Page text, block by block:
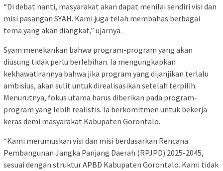
“Di debat nanti, masyarakat akan dapat menilai sendiri visi dan
misi pasangan SYAH. Kami juga telah membahas berbagai
tema yang akan diangkat,” ujarnya.
Syam menekankan bahwa program-program yang akan
diusung tidak perlu berlebihan. Ia mengungkapkan
kekhawatirannya bahwa jika program yang dijanjikan terlalu
ambisius, akan sulit untuk direalisasikan setelah terpilih.
Menurutnya, fokus utama harus diberikan pada program-
program yang lebih realistis. Ia berkomitmen untuk bekerja
keras demi masyarakat Kabupaten Gorontalo.
“Kami merumuskan visi dan misi berdasarkan Rencana
Pembangunan Jangka Panjang Daerah (RPJPD) 2025-2045,
sesuai dengan struktur APBD Kabupaten Gorontalo. Kami tidak